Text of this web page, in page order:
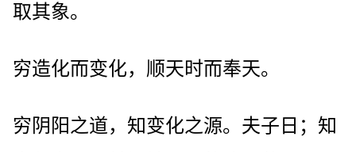
取其象。
穷造化而变化，顺天时而奉天。
穷阴阳之道，知变化之源。夫子日；知